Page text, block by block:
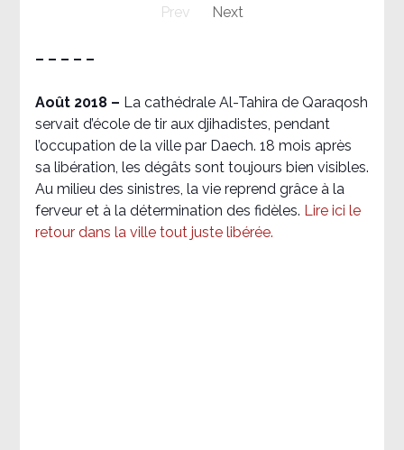
Prev Next
– – – – –
Août 2018 – La cathédrale Al-Tahira de Qaraqosh
servait d’école de tir aux djihadistes, pendant
l’occupation de la ville par Daech. 18 mois après
sa libération, les dégâts sont toujours bien visibles.
Au milieu des sinistres, la vie reprend grâce à la
ferveur et à la détermination des fidèles. Lire ici le
retour dans la ville tout juste libérée.